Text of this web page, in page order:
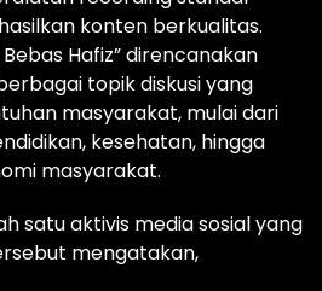
konten berkualitas.
Hafiz” direncanakan
topik diskusi yang
masyarakat, mulai dari
kesehatan, hingga
masyarakat.
satu aktivis media sosial yang
mengatakan,